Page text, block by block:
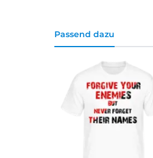
Passend dazu